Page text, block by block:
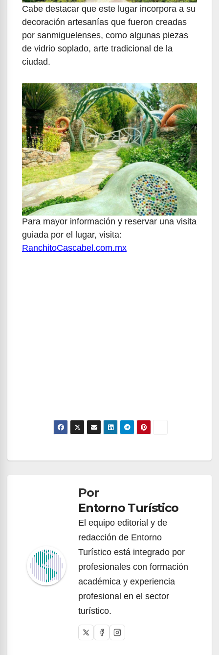
Cabe destacar que este lugar incorpora a su
decoración artesanías que fueron creadas
por sanmiguelenses, como algunas piezas
de vidrio soplado, arte tradicional de la
ciudad.
Para mayor información y reservar una visita
guiada por el lugar, visita:
RanchitoCascabel.com.mx
Navegación
entradasPor
Entorno Turístico
El equipo editorial y de
redacción de Entorno
Turístico está integrado por
profesionales con formación
académica y experiencia
profesional en el sector
turístico.